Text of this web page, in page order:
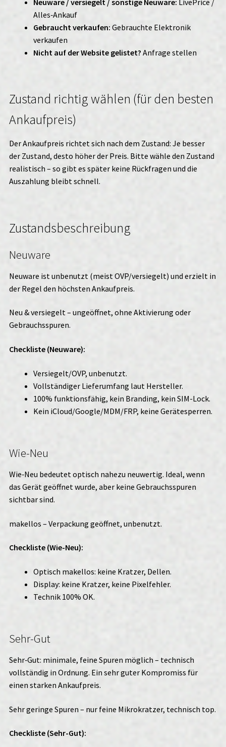
Alles‑Ankauf
Gebraucht verkaufen: Gebrauchte Elektronik
verkaufen
Nicht auf der Website gelistet? Anfrage stellen
Zustand richtig wählen (für den besten
Ankaufpreis)
Der Ankaufpreis richtet sich nach dem Zustand: Je besser
der Zustand, desto höher der Preis. Bitte wähle den Zustand
realistisch – so gibt es später keine Rückfragen und die
Auszahlung bleibt schnell.
Zustandsbeschreibung
Neuware
Neuware ist unbenutzt (meist OVP/versiegelt) und erzielt in
der Regel den höchsten Ankaufpreis.
Neu & versiegelt – ungeöffnet, ohne Aktivierung oder
Gebrauchsspuren.
Checkliste (Neuware):
Versiegelt/OVP, unbenutzt.
Vollständiger Lieferumfang laut Hersteller.
100% funktionsfähig, kein Branding, kein SIM-Lock.
Kein iCloud/Google/MDM/FRP, keine Gerätesperren.
Wie-Neu
Wie‑Neu bedeutet optisch nahezu neuwertig. Ideal, wenn
das Gerät geöffnet wurde, aber keine Gebrauchsspuren
sichtbar sind.
makellos – Verpackung geöffnet, unbenutzt.
Checkliste (Wie-Neu):
Optisch makellos: keine Kratzer, Dellen.
Display: keine Kratzer, keine Pixelfehler.
Technik 100% OK.
Sehr-Gut
Sehr‑Gut: minimale, feine Spuren möglich – technisch
vollständig in Ordnung. Ein sehr guter Kompromiss für
einen starken Ankaufpreis.
Sehr geringe Spuren – nur feine Mikrokratzer, technisch top.
Checkliste (Sehr-Gut):